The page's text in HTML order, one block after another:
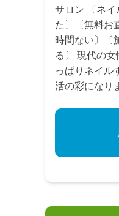
サロン 〔ネイ
た〕〔無料お
時間ない〕〔
る〕 現代の
っぱりネイル
活の彩になり